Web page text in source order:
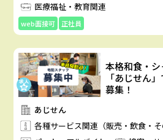
医療福祉・教育関連
web面接可 正社員
本格和食・
「あじせん
募集！
あじせん
各種サービス関連（販売・飲食・そ